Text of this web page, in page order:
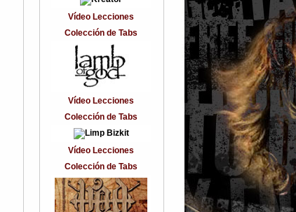
Vídeo Lecciones
Colección de Tabs
Vídeo Lecciones
Colección de Tabs
Vídeo Lecciones
Colección de Tabs